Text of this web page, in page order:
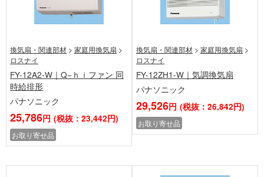
換気扇・関連部材 > 家庭用換気扇 >
ロスナイ
FY-12A2-W｜Q−ｈｉファン 同
時給排形
パナソニック
25,786円 (税抜：23,442円)
お取り寄せ品
換気扇・関連部材 > 家庭用換気扇 >
ロスナイ
FY-12ZH1-W｜気調換気扇
パナソニック
29,526円 (税抜：26,842円)
お取り寄せ品